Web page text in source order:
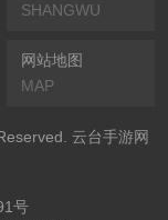
SHANGWU
网站地图
MAP
云台手游网
号